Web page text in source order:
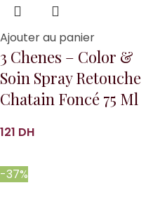
Ajouter au panier
3 Chenes – Color &
Soin Spray Retouche
Chatain Foncé 75 Ml
DH
-37%